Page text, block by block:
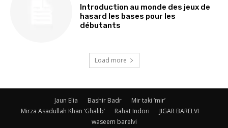
Introduction au monde des jeux de
hasard les bases pour les
débutants
Load more
Jaun Elia Bashir Badr
Mir taki ‘mir’
Mirza Asadullah Khan ‘Ghalib’
Rahat Indori
JIGAR BARELVI
waseem barelvi